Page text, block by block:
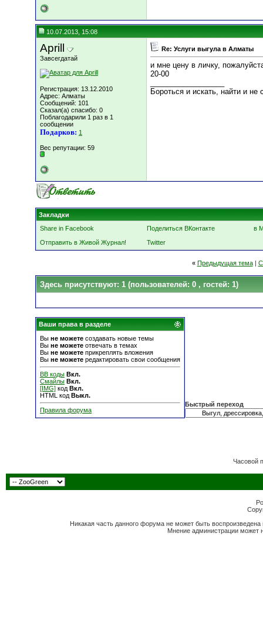
10.07.2013, 15:08
Aprill
Завсегдатай
Регистрация: 13.12.2010
Адрес: Алматы
Сообщений: 101
Сказал(а) спасибо: 0
Поблагодарили 1 раз в 1
сообщении
Подарков: 1
Вес репутации: 59
Re: Услуги выгула в Алматы
и мне цену в личку,
20-00
Бороться и искать, найти и не
Закладки
Share in Facebook
Поделиться ВКонтакте
в
Отправить в Живой Журнал!
Twitter
« Предыдущая тема|
Здесь присутствуют: 1 (пользователей: 0 , гостей: 1)
Ваши права в разделе
Вы не можете создавать новые темы
Вы не можете отвечать в темах
Вы не можете прикреплять вложения
Вы не можете редактировать свои сообщения
BB коды Вкл.
Смайлы Вкл.
[IMG] код Вкл.
HTML код Выкл.
Правила форума
Быстрый переход
Часовой
Никакая часть данного форума не может быть
Мнение администрации может